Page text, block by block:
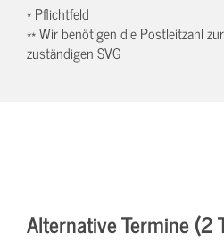
* Pflichtfeld
** Wir benötigen die Postleitzahl
zuständigen SVG
Alternative Termine (2